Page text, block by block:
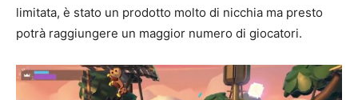
limitata, è stato un prodotto molto di nicchia ma presto
potrà raggiungere un maggior numero di giocatori.